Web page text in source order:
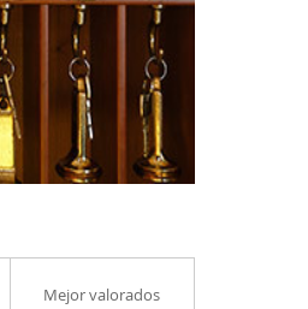
Mejor valorados